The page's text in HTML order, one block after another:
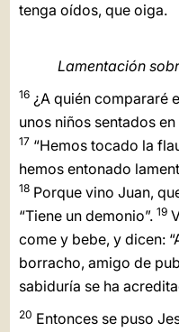
tenga oídos, que oiga.
Lamentación
16¿A quién compararé
unos niños sentados
17 “Hemos tocado la
hemos entonado
18Porque vino Juan,
“Tiene un demonio”. 19
come y bebe, y dicen:
borracho, amigo de
sabiduría se ha
20 Entonces se puso